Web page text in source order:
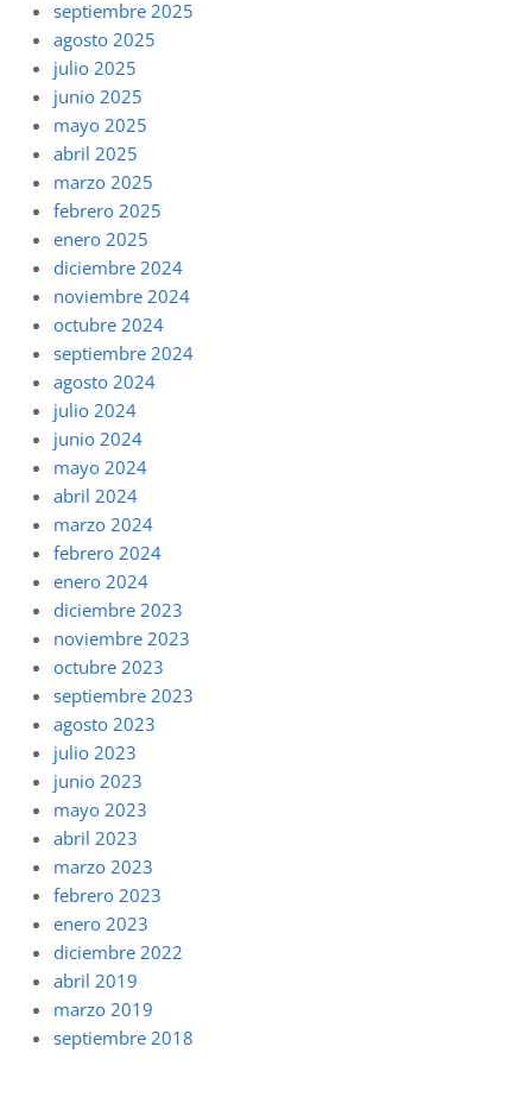
septiembre 2025
agosto 2025
julio 2025
junio 2025
mayo 2025
abril 2025
marzo 2025
febrero 2025
enero 2025
diciembre 2024
noviembre 2024
octubre 2024
septiembre 2024
agosto 2024
julio 2024
junio 2024
mayo 2024
abril 2024
marzo 2024
febrero 2024
enero 2024
diciembre 2023
noviembre 2023
octubre 2023
septiembre 2023
agosto 2023
julio 2023
junio 2023
mayo 2023
abril 2023
marzo 2023
febrero 2023
enero 2023
diciembre 2022
abril 2019
marzo 2019
septiembre 2018